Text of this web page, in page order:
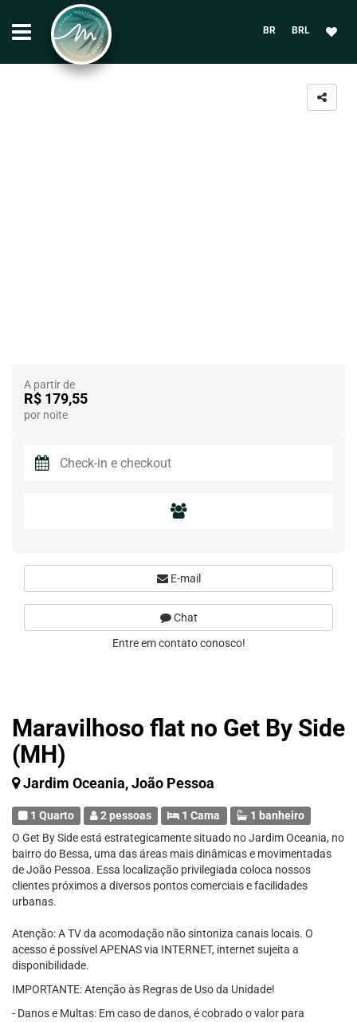
BR BRL
Maravilhoso flat no Get By Side
(MH)
Jardim Oceania, João Pessoa
1 Quarto 2 pessoas 1 Cama
1 banheiro
O Get By Side está estrategicamente situado no Jardim Oceania, no
bairro do Bessa, uma das áreas mais dinâmicas e movimentadas
de João Pessoa. Essa localização privilegiada coloca nossos
clientes próximos a diversos pontos comerciais e facilidades
urbanas.
Atenção: A TV da acomodação não sintoniza canais locais. O
acesso é possível APENAS via INTERNET, internet sujeita a
disponibilidade.
IMPORTANTE: Atenção às Regras de Uso da Unidade!
- Danos e Multas: Em caso de danos, é cobrado o valor para
A partir de
R$ 179,55
por noite
E-mail
Chat
Entre em contato conosco!